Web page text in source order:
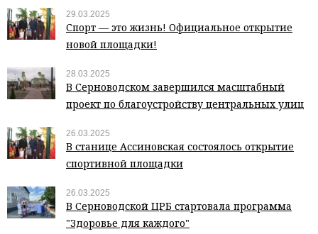
29.03.2025
Спорт — это жизнь! Официальное открытие
новой площадки!
28.03.2025
В Серноводском завершился масштабный
проект по благоустройству центральных улиц
26.03.2025
В станице Ассиновская состоялось открытие
спортивной площадки
26.03.2025
В Серноводской ЦРБ стартовала программа
"Здоровье для каждого"